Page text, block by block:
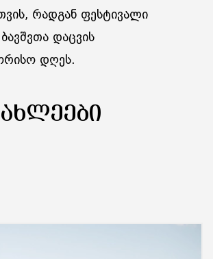
რადგან ფესტივალი
დაცვის
დღეს.